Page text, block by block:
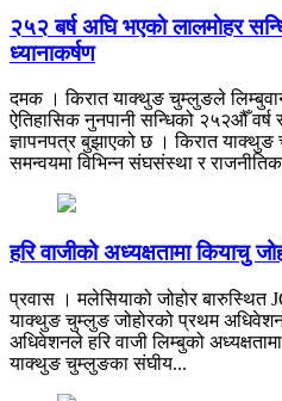
२५२ बर्ष अघि भएकाे लालमाेहर
ध्यानाकर्षण
दमक । किरात याक्थुङ चुम्लुङले लिम्बुवान
ऐतिहासिक नुनपानी सन्धिको २५२औँ वर्ष
ज्ञापनपत्र बुझाएको छ । किरात याक्थुङ
समन्वयमा विभिन्न संघसंस्था र
हरि वाजीको अध्यक्षतामा कियाचु
प्रवास । मलेसियाको जोहोर बारुस्थित
याक्थुङ चुम्लुङ जोहोरको प्रथम
अधिवेशनले हरि वाजी लिम्बुको
याक्थुङ चुम्लुङका संघीय...